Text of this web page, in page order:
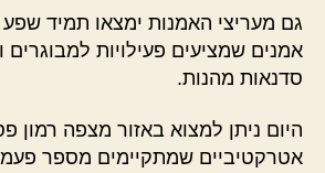
גם מעריצי האמנות ימצאו תמיד שפע
אמנים שמציעים פעילויות למבוגרים
סדנאות מהנות.
היום ניתן למצוא באזור מצפה רמון
אטרקטיביים שמתקיימים מספר